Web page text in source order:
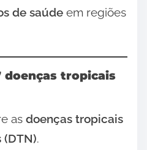
de saúde em regiões
doenças tropicais
as doenças tropicais
.